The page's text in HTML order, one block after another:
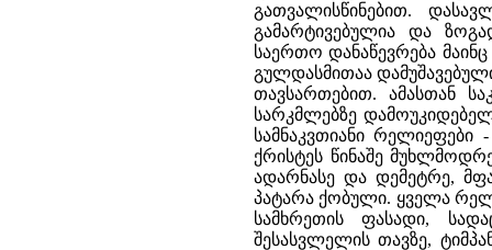
გათვალისწინებით.
გამარტივებულია და
საერთო დანაწევრება
გულდასმითაა
თავსართებით. ამასთან
სარკმლებზე
სამნაკვთიანი
ქრისტეს წინაშე
ადარნასე და დემეტრე,
პატარა ქობული. ყველა
სამხრეთის ფასადი,
შესასვლელის თავზე,